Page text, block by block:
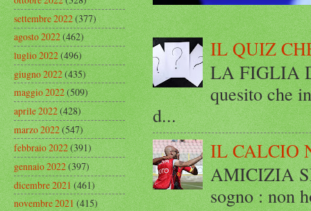
IL QUIZ
LA FIGLIA
quesito che
d...
IL CALCIO
AMICIZIA
sogno : non
settembre 2022(377)
agosto 2022(462)
luglio 2022(496)
giugno 2022(435)
maggio 2022(509)
aprile 2022(428)
marzo 2022(547)
febbraio 2022(391)
gennaio 2022(397)
dicembre 2021(461)
novembre 2021(415)